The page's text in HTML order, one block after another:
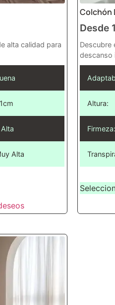
alta calidad para
Alta
Colchón
Desde
Descubre
descanso
Altura:
Firmeza: